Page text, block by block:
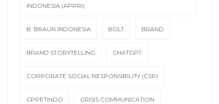
INDONESIA (APPRI)
B. BRAUN INDONESIA BOLT BRAND
BRAND STORYTELLING CHATGPT
CORPORATE SOCIAL RESPONSIBILITY (CSR)
CPPETINDO CRISIS COMMUNICATION